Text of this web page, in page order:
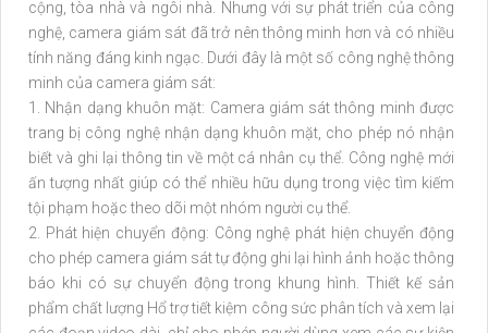
cộng, tòa nhà và ngôi nhà. Nhưng với sự phát triển của công
nghệ, camera giám sát đã trở nên thông minh hơn và có nhiều
tính năng đáng kinh ngạc. Dưới đây là một số công nghệ thông
minh của camera giám sát:
1. Nhận dạng khuôn mặt: Camera giám sát thông minh được
trang bị công nghệ nhận dạng khuôn mặt, cho phép nó nhận
biết và ghi lại thông tin về một cá nhân cụ thể. Công nghệ mới
ấn tượng nhất giúp có thể nhiều hữu dụng trong việc tìm kiếm
tội phạm hoặc theo dõi một nhóm người cụ thể.
2. Phát hiện chuyển động: Công nghệ phát hiện chuyển động
cho phép camera giám sát tự động ghi lại hình ảnh hoặc thông
báo khi có sự chuyển động trong khung hình. Thiết kế sản
phẩm chất lượng Hổ trợ tiết kiệm công sức phân tích và xem lại